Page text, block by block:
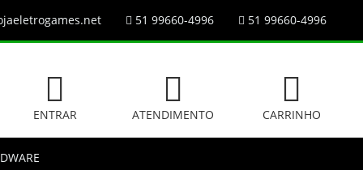
51 99660-4996 51 99660-4996
ENTRAR ATENDIMENTO CARRINHO